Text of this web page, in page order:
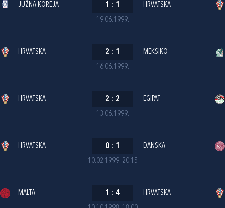
19.06.1999.
JUŽNA KOREJA 1 : 1 HRVATSKA
16.06.1999.
HRVATSKA 2 : 1 MEKSIKO
13.06.1999.
HRVATSKA 2 : 2 EGIPAT
10.02.1999. 20:15
HRVATSKA 0 : 1 DANSKA
MALTA 1 : 4 HRVATSKA